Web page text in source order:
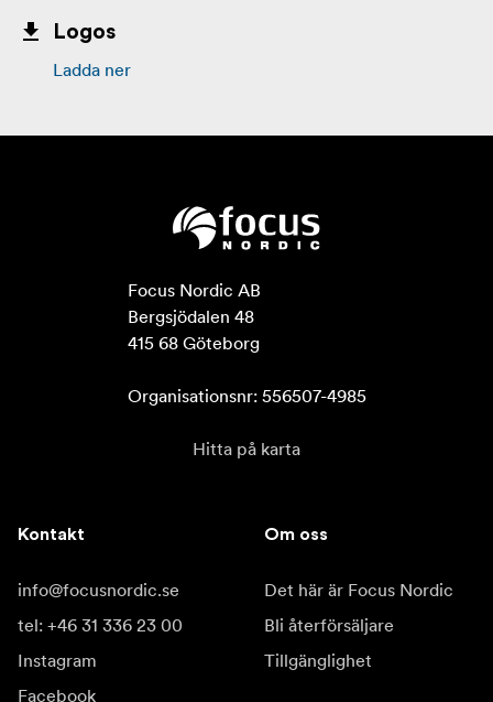
Logos
Ladda ner
Focus Nordic AB
Bergsjödalen 48
415 68 Göteborg
Organisationsnr: 556507-4985
Hitta på karta
Kontakt
info@focusnordic.se
tel: +46 31 336 23 00
Instagram
Facebook
Om oss
Det här är Focus Nordic
Bli återförsäljare
Tillgänglighet